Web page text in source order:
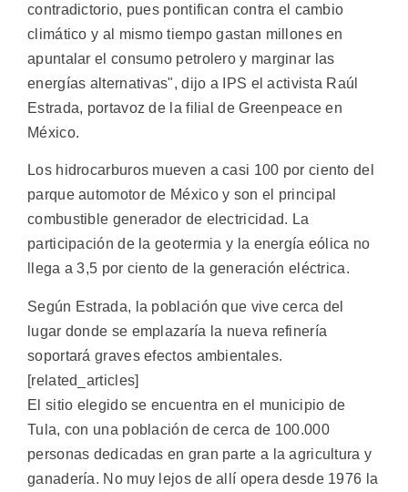
contradictorio, pues pontifican contra el cambio
climático y al mismo tiempo gastan millones en
apuntalar el consumo petrolero y marginar las
energías alternativas", dijo a IPS el activista Raúl
Estrada, portavoz de la filial de Greenpeace en
México.
Los hidrocarburos mueven a casi 100 por ciento del
parque automotor de México y son el principal
combustible generador de electricidad. La
participación de la geotermia y la energía eólica no
llega a 3,5 por ciento de la generación eléctrica.
Según Estrada, la población que vive cerca del
lugar donde se emplazaría la nueva refinería
soportará graves efectos ambientales.
[related_articles]
El sitio elegido se encuentra en el municipio de
Tula, con una población de cerca de 100.000
personas dedicadas en gran parte a la agricultura y
ganadería. No muy lejos de allí opera desde 1976 la